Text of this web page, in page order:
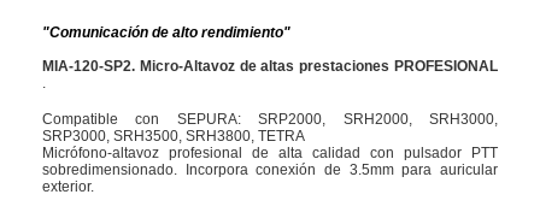
"Comunicación de alto rendimiento"
MIA-120-SP2. Micro-Altavoz de altas prestaciones PROFESIONAL
.
Compatible con SEPURA: SRP2000, SRH2000, SRH3000,
SRP3000, SRH3500, SRH3800, TETRA
Micrófono-altavoz profesional de alta calidad con pulsador PTT
sobredimensionado. Incorpora conexión de 3.5mm para auricular
exterior.